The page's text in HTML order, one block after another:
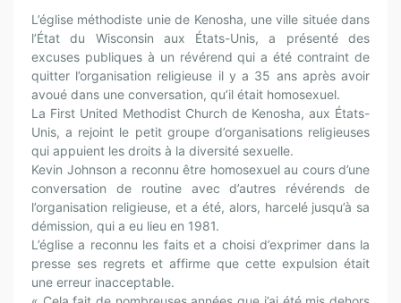
L’église méthodiste unie de Kenosha, une ville située dans
l’État du Wisconsin aux États-Unis, a présenté des
excuses publiques à un révérend qui a été contraint de
quitter l’organisation religieuse il y a 35 ans après avoir
avoué dans une conversation, qu’il était homosexuel.
La First United Methodist Church de Kenosha, aux États-
Unis, a rejoint le petit groupe d’organisations religieuses
qui appuient les droits à la diversité sexuelle.
Kevin Johnson a reconnu être homosexuel au cours d’une
conversation de routine avec d’autres révérends de
l’organisation religieuse, et a été, alors, harcelé jusqu’à sa
démission, qui a eu lieu en 1981.
L’église a reconnu les faits et a choisi d’exprimer dans la
presse ses regrets et affirme que cette expulsion était
une erreur inacceptable.